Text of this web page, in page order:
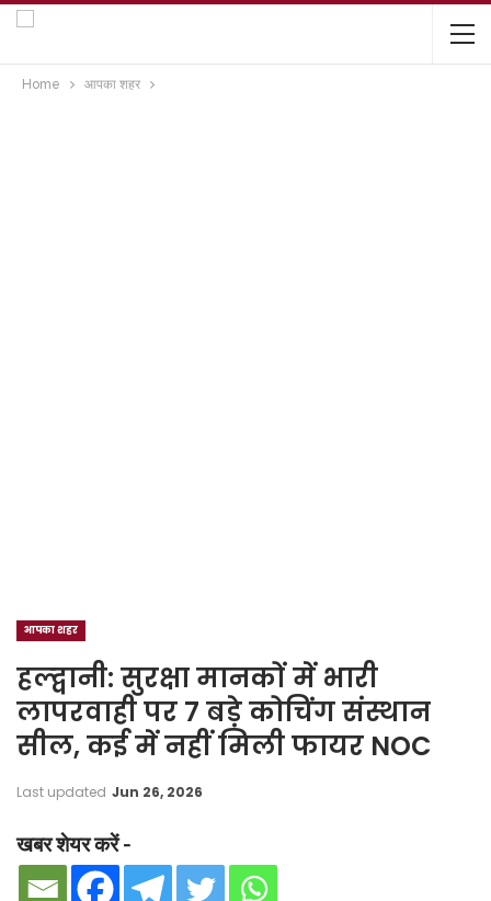
Home आपका शहर
आपका शहर
हल्द्वानी: सुरक्षा मानकों में भारी
लापरवाही पर 7 बड़े कोचिंग संस्थान
सील, कई में नहीं मिली फायर NOC
Last updated Jun 26, 2026
खबर शेयर करें -